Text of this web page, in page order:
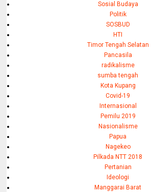
Sosial Budaya
Politik
SOSBUD
HTI
Timor Tengah Selatan
Pancasila
radikalisme
sumba tengah
Kota Kupang
Covid-19
Internasional
Pemilu 2019
Nasionalisme
Papua
Nagekeo
Pilkada NTT 2018
Pertanian
Ideologi
Manggarai Barat